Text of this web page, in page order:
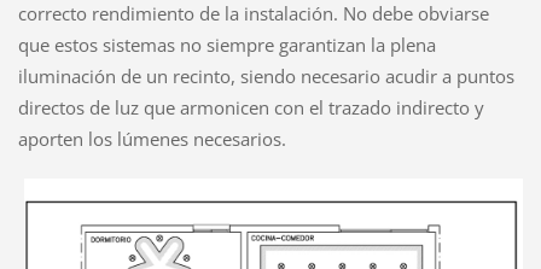
correcto rendimiento de la instalación. No debe obviarse
que estos sistemas no siempre garantizan la plena
iluminación de un recinto, siendo necesario acudir a puntos
directos de luz que armonicen con el trazado indirecto y
aporten los lúmenes necesarios.